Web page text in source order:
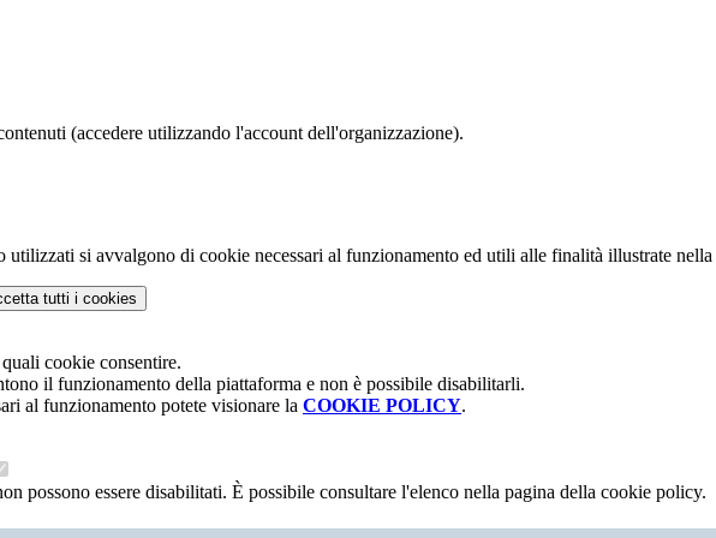
(accedere utilizzando l'account dell'organizzazione).
utilizzati si avvalgono di cookie necessari al funzionamento ed utili alle finalità illustrate nella
tutti i cookies
cookie consentire.
il funzionamento della piattaforma e non è possibile disabilitarli.
al funzionamento potete visionare la COOKIE POLICY.
possono essere disabilitati. È possibile consultare l'elenco nella pagina della cookie policy.